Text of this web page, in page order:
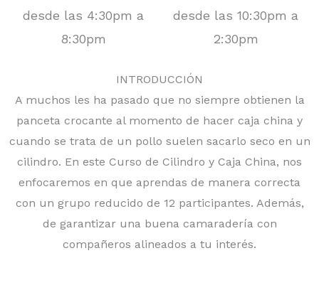
desde las 4:30pm a
8:30pm
desde las 10:30pm a
2:30pm
INTRODUCCIÓN
A muchos les ha pasado que no siempre obtienen la
panceta crocante al momento de hacer caja china y
cuando se trata de un pollo suelen sacarlo seco en un
cilindro. En este Curso de Cilindro y Caja China, nos
enfocaremos en que aprendas de manera correcta
con un grupo reducido de 12 participantes. Además,
de garantizar una buena camaradería con
compañeros alineados a tu interés.